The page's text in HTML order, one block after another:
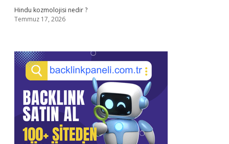
Hindu kozmolojisi nedir ?
Temmuz 17, 2026